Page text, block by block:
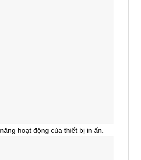
hoạt động của thiết bị in ấn.